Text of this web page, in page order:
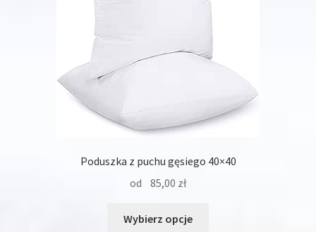
Poduszka z puchu gęsiego 40×40
od
85,00 zł
Wybierz opcje